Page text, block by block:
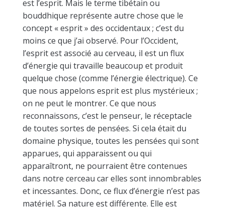
est l’esprit. Mais le terme tibétain ou
bouddhique représente autre chose que le
concept « esprit » des occidentaux ; c’est du
moins ce que j’ai observé. Pour l’Occident,
l’esprit est associé au cerveau, il est un flux
d’énergie qui travaille beaucoup et produit
quelque chose (comme l’énergie électrique). Ce
que nous appelons esprit est plus mystérieux ;
on ne peut le montrer. Ce que nous
reconnaissons, c’est le penseur, le réceptacle
de toutes sortes de pensées. Si cela était du
domaine physique, toutes les pensées qui sont
apparues, qui apparaissent ou qui
apparaîtront, ne pourraient être contenues
dans notre cerceau car elles sont innombrables
et incessantes. Donc, ce flux d’énergie n’est pas
matériel. Sa nature est différente. Elle est